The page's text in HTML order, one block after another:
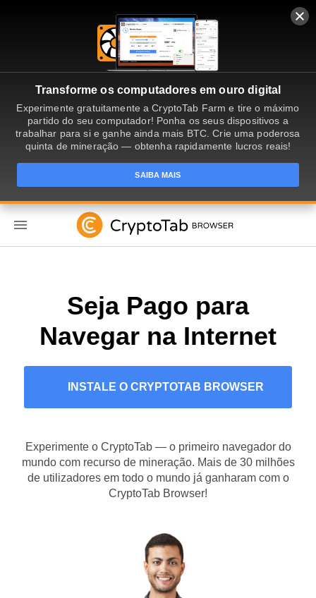
Transforme os computadores em ouro digital
Experimente gratuitamente a CryptoTab Farm e tire o máximo
partido do seu computador! Ponha os seus dispositivos a
trabalhar para si e ganhe ainda mais BTC. Crie uma poderosa
quinta de mineração — obtenha rapidamente lucros reais!
SAIBA MAIS
Seja Pago para
Navegar na Internet
INSTALE O CRYPTOTAB BROWSER
Experimente o CryptoTab — o primeiro navegador do
mundo com recurso de mineração. Mais de 30 milhões
de utilizadores em todo o mundo já ganharam com o
CryptoTab Browser!